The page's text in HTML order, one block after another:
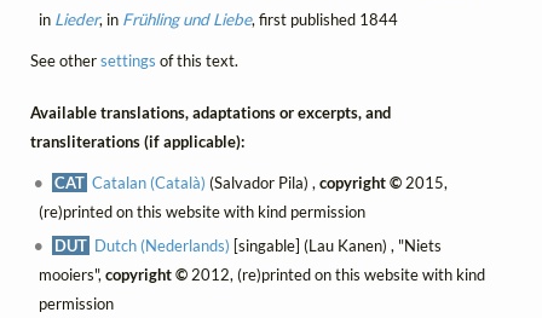
in Lieder, in Frühling und Liebe, first published 1844
See othersettings of this text.
Available translations, adaptations or excerpts, and
transliterations (if applicable):
CAT Catalan (Català) (Salvador Pila) ,copyright © 2015,
(re)printed on this website with kind permission
DUT Dutch (Nederlands) [singable] (Lau Kanen) , "Niets
mooiers", copyright ©2012, (re)printed on this website with kind
permission